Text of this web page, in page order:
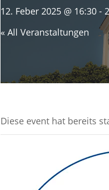
12. Feber 2025 @ 16:30 -
« All Veranstaltungen
Diese event hat bereits